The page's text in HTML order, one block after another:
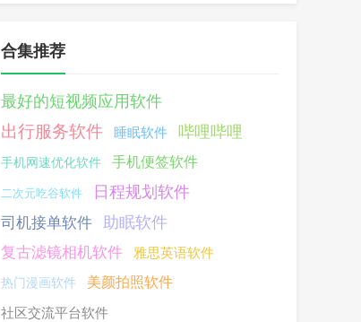
合集推荐
最好的短视频应用软件
出行服务软件 睡眠软件 哔哩哔哩
手机网速优化软件 手机便签软件
二次元吃谷软件 日程规划软件
司机接单软件 助眠软件
复古滤镜相机软件 雅思英语软件
热门漫画软件
美颜拍照软件
社区交流平台软件